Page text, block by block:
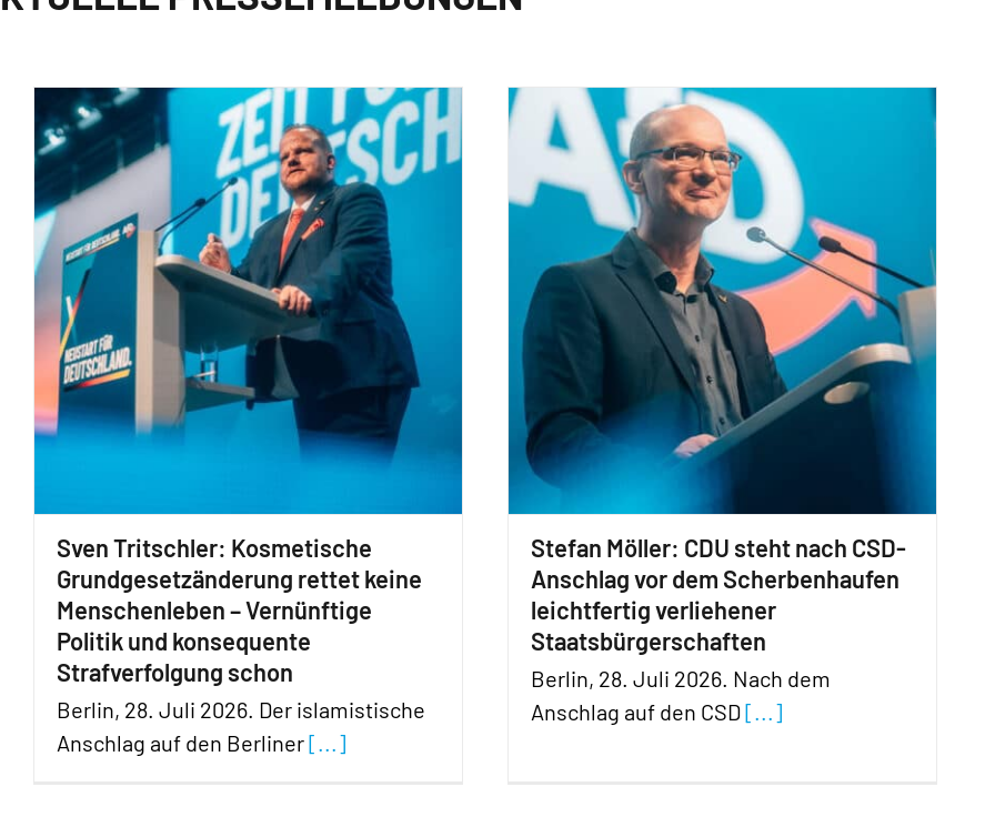
Sven Tritschler: Kosmetische
Grundgesetzänderung rettet keine
Menschenleben – Vernünftige
Politik und konsequente
Strafverfolgung schon
Berlin, 28. Juli 2026. Der islamistische
Anschlag auf den Berliner[...]
Stefan Möller: CDU steht nach CSD-
Anschlag vor dem Scherbenhaufen
leichtfertig verliehener
Staatsbürgerschaften
Berlin, 28. Juli 2026. Nach dem
Anschlag auf den CSD[...]